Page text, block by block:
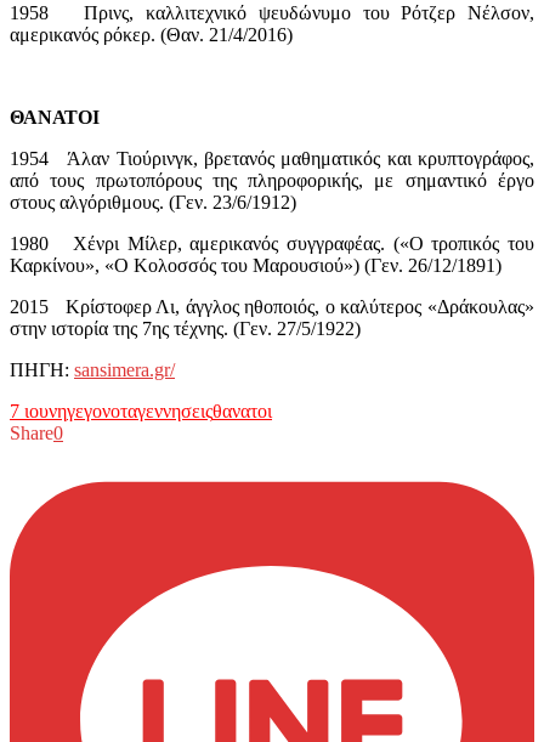
1958 Πρινς, καλλιτεχνικό ψευδώνυμο του Ρότζερ Νέλσον,
αμερικανός ρόκερ. (Θαν. 21/4/2016)
ΘΑΝΑΤΟΙ
1954 Άλαν Τιούρινγκ, βρετανός μαθηματικός και κρυπτογράφος,
από τους πρωτοπόρους της πληροφορικής, με σημαντικό έργο
στους αλγόριθμους. (Γεν. 23/6/1912)
1980 Χένρι Μίλερ, αμερικανός συγγραφέας. («Ο τροπικός του
Καρκίνου», «Ο Κολοσσός του Μαρουσιού») (Γεν. 26/12/1891)
2015 Κρίστοφερ Λι, άγγλος ηθοποιός, ο καλύτερος «Δράκουλας»
στην ιστορία της 7ης τέχνης. (Γεν. 27/5/1922)
ΠΗΓΗ: sansimera.gr/
7 ιουνηγεγονοταγεννησειςθανατοι
Share0